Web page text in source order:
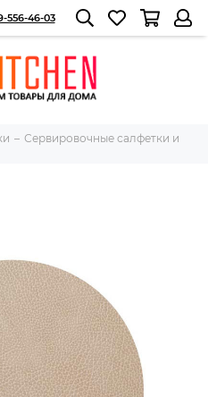
556-46-03
Сервировочные салфетки и